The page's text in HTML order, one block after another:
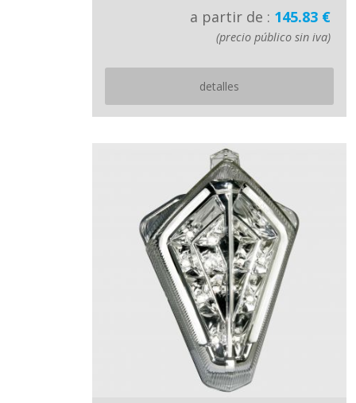
a partir de : 145.83 €
(precio público sin iva)
detalles